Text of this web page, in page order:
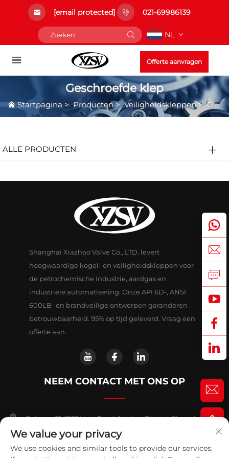
[email protected] 021-69986139
NL
Offerte aanvragen
Geschroefde klep
Startpagina > Producten>Veiligheidskleppen>Geschroefde klep
ALLE PRODUCTEN
Shanghai Xiazhao Valve Co., LTD. levert
hoogwaardige kogel- en veiligheidskleppen voor
de petrochemische industrie, aardgas en
industriële automatisering. Onze API 6D-, ANSI
600LB- en brandveilige ontwerpen garanderen
betrouwbaarheid. 95% op tijd geleverd. Vraag een
offerte aan.
NEEM CONTACT MET ONS OP
Gebouw 12, 6133 Huyi Road, Jiading District, Shanghai
+86-18018653319
We value your privacy
We use cookies and similar tools to provide our services.